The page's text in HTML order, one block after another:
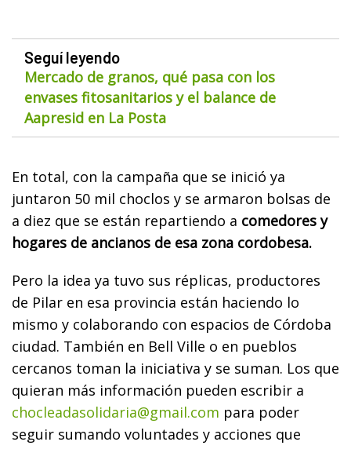
Seguí leyendo
Mercado de granos, qué pasa con los
envases fitosanitarios y el balance de
Aapresid en La Posta
En total, con la campaña que se inició ya
juntaron 50 mil choclos y se armaron bolsas de
a diez que se están repartiendo a comedores y
hogares de ancianos de esa zona cordobesa.
Pero la idea ya tuvo sus réplicas, productores
de Pilar en esa provincia están haciendo lo
mismo y colaborando con espacios de Córdoba
ciudad. También en Bell Ville o en pueblos
cercanos toman la iniciativa y se suman. Los que
quieran más información pueden escribir a
chocleadasolidaria@gmail.com para poder
seguir sumando voluntades y acciones que